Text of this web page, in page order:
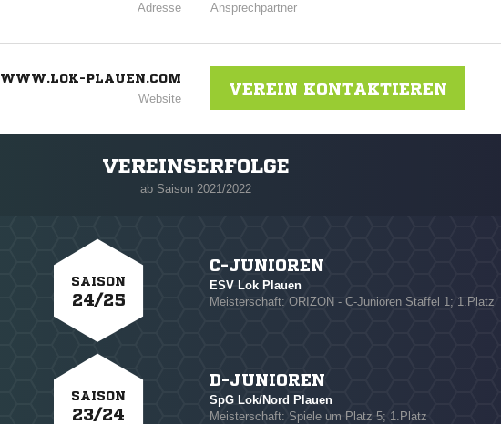
Adresse Ansprechpartner
WWW.LOK-PLAUEN.COM
Website
VEREIN KONTAKTIEREN
* Pflichtfelder
VEREINSERFOLGE
ab Saison 2021/2022
SAISON
24/25
C-JUNIOREN
ESV Lok Plauen
Meisterschaft: ORIZON - C-Junioren Staffel 1; 1.Platz
SAISON
23/24
D-JUNIOREN
SpG Lok/Nord Plauen
Meisterschaft: Spiele um Platz 5; 1.Platz